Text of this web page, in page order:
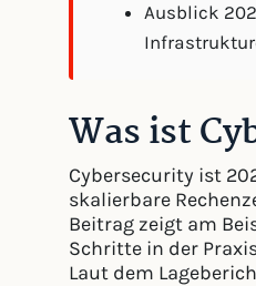
Ausblick
Was ist
Cybersecurity ist
skalierbare
Beitrag zeigt am
Schritte in der
Laut dem